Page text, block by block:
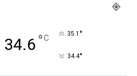
34.6 °C 35.1 °
34.4°